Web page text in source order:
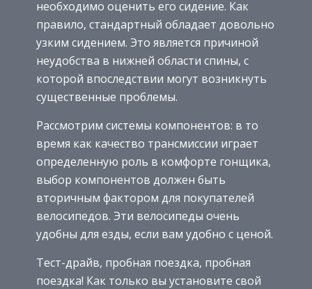
необходимо оценить его сидение. Как
правило, стандартный обладает довольно
узким сидением. Это является причиной
неудобства в нижней области спины, с
которой впоследствии могут возникнуть
существенные проблемы.
Рассмотрим системы компонентов: в то
время как качество трансмиссии играет
определенную роль в комфорте гонщика,
выбор компонентов должен быть
вторичным фактором для покупателей
велосипедов. Эти велосипеды очень
удобны для езды, если вам удобно с ценой.
Тест-драйв, пробная поездка, пробная
поездка! Как только вы установите свой